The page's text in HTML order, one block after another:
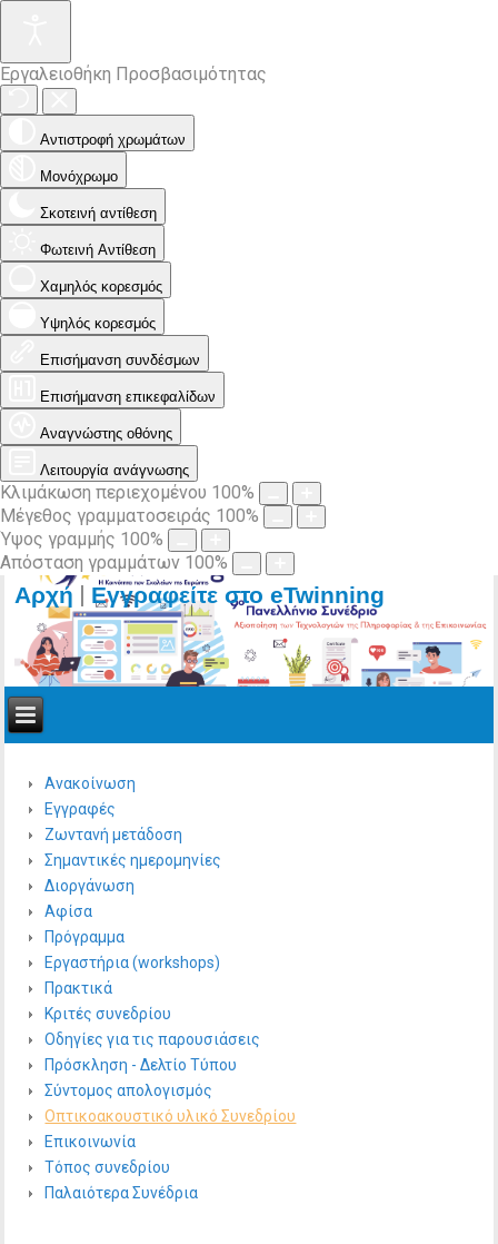
Εργαλειοθήκη Προσβασιμότητας
Αντιστροφή χρωμάτων
Μονόχρωμο
Σκοτεινή αντίθεση
Φωτεινή Αντίθεση
Χαμηλός κορεσμός
Υψηλός κορεσμός
Επισήμανση συνδέσμων
Επισήμανση επικεφαλίδων
Αναγνώστης οθόνης
Λειτουργία ανάγνωσης
Κλιμάκωση περιεχομένου 100%
Μέγεθος γραμματοσειράς 100%
Ύψος γραμμής 100%
Απόσταση γραμμάτων 100%
Αρχή | Εγγραφείτε στο eTwinning
Ανακοίνωση
Εγγραφές
Ζωντανή μετάδοση
Σημαντικές ημερομηνίες
Διοργάνωση
Αφίσα
Πρόγραμμα
Εργαστήρια (workshops)
Πρακτικά
Κριτές συνεδρίου
Οδηγίες για τις παρουσιάσεις
Πρόσκληση - Δελτίο Τύπου
Σύντομος απολογισμός
Οπτικοακουστικό υλικό Συνεδρίου
Επικοινωνία
Τόπος συνεδρίου
Παλαιότερα Συνέδρια